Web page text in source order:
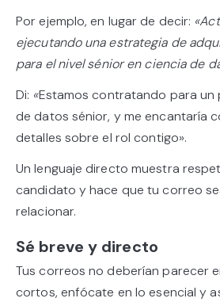
Por ejemplo, en lugar de decir:
ejecutando una estrategia de
para el nivel sénior en ciencia de
Di: «Estamos contratando para
de datos sénior, y me encantaría
detalles sobre el rol contigo».
Un lenguaje directo muestra
candidato y hace que tu correo
relacionar.
Sé breve y directo
Tus correos no deberían parecer
cortos, enfócate en lo esencial y